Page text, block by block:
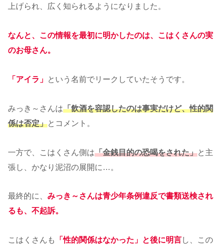
上げられ、広く知られるようになりました。
なんと、この情報を最初に明かしたのは、こはくさんの実
のお母さん。
「アイラ」 という名前でリークしていたそうです。
みっき～さんは「飲酒を容認したのは事実だけど、性的関
係は否定」とコメント。
一方で、こはくさん側は「金銭目的の恐喝をされた」と主
張し、かなり泥沼の展開に…。
最終的に、 みっき～さんは青少年条例違反で書類送検され
るも、不起訴。
こはくさんも 「性的関係はなかった」と後に明言し、この